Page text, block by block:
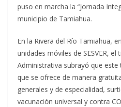
puso en marcha la “Jornada
municipio de Tamiahua.
En la Rivera del Río Tamiahua,
unidades móviles de SESVER,
Administrativa subrayó que este
que se ofrece de manera
generales y de especialidad,
vacunación universal y contra